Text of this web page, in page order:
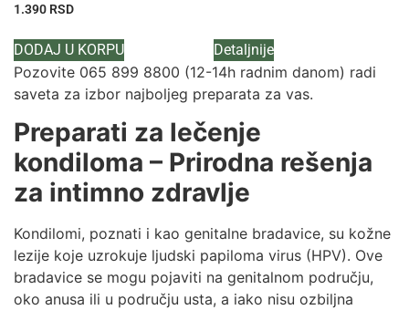
1.390 RSD
DODAJ U KORPU Detaljnije
Pozovite 065 899 8800 (12-14h radnim danom) radi
saveta za izbor najboljeg preparata za vas.
Preparati za lečenje
kondiloma – Prirodna rešenja
za intimno zdravlje
Kondilomi, poznati i kao genitalne bradavice, su kožne
lezije koje uzrokuje ljudski papiloma virus (HPV). Ove
bradavice se mogu pojaviti na genitalnom području,
oko anusa ili u području usta, a iako nisu ozbiljna